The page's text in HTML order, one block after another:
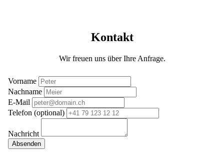
Kontakt
Wir freuen uns über Ihre Anfrage.
Vorname
Nachname
E-Mail
Telefon (optional)
Nachricht
Absenden